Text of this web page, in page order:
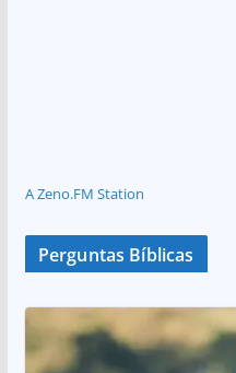
A Zeno.FM Station
Perguntas Bíblicas